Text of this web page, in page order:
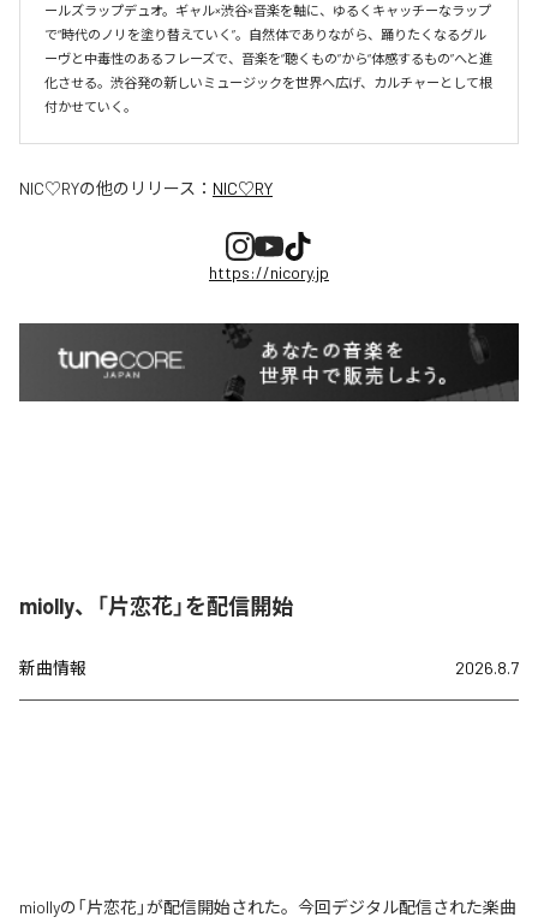
ールズラップデュオ。ギャル×渋谷×音楽を軸に、ゆるくキャッチーなラップ
で“時代のノリを塗り替えていく”。自然体でありながら、踊りたくなるグル
ーヴと中毒性のあるフレーズで、音楽を“聴くもの”から“体感するもの”へと進
化させる。渋谷発の新しいミュージックを世界へ広げ、カルチャーとして根
付かせていく。
NIC♡RYの他のリリース： NIC♡RY
https://nicory.jp
miolly、「片恋花」を配信開始
新曲情報 2026.8.7
miollyの「片恋花」が配信開始された。今回デジタル配信された楽曲